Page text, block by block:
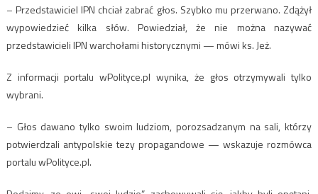
– Przedstawiciel IPN chciał zabrać głos. Szybko mu przerwano. Zdążył
wypowiedzieć kilka słów. Powiedział, że nie można nazywać
przedstawicieli IPN warchołami historycznymi — mówi ks. Jeż.
Z informacji portalu wPolityce.pl wynika, że głos otrzymywali tylko
wybrani.
– Głos dawano tylko swoim ludziom, porozsadzanym na sali, którzy
potwierdzali antypolskie tezy propagandowe — wskazuje rozmówca
portalu wPolityce.pl.